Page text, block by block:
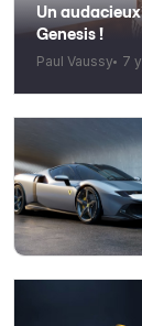
Un
Genesis !
Paul Vaussy 7 y